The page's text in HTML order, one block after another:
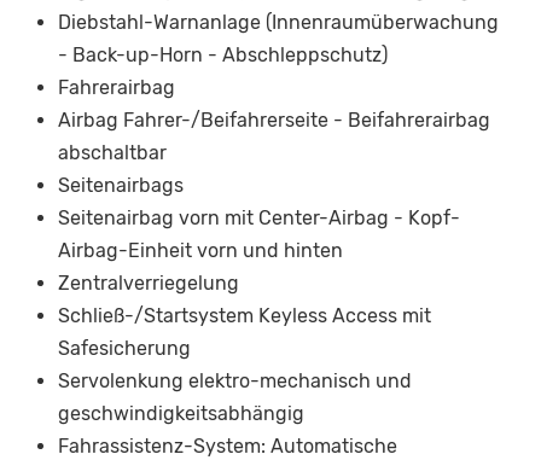
Diebstahl-Warnanlage (Innenraumüberwachung
- Back-up-Horn - Abschleppschutz)
Fahrerairbag
Airbag Fahrer-/Beifahrerseite - Beifahrerairbag
abschaltbar
Seitenairbags
Seitenairbag vorn mit Center-Airbag - Kopf-
Airbag-Einheit vorn und hinten
Zentralverriegelung
Schließ-/Startsystem Keyless Access mit
Safesicherung
Servolenkung elektro-mechanisch und
geschwindigkeitsabhängig
Fahrassistenz-System: Automatische